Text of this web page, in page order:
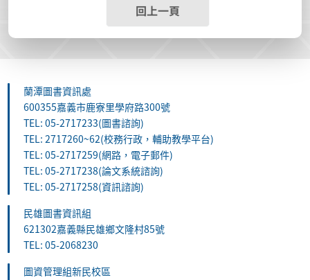
回上一頁
蘭潭圖書資訊處
600355嘉義市鹿寮里學府路300號
TEL: 05-2717233(圖書諮詢)
TEL: 2717260~62(校務行政，輔助教學平台)
TEL: 05-2717259(網路，電子郵件)
TEL: 05-2717238(論文系統諮詢)
TEL: 05-2717258(資訊諮詢)
民雄圖書資訊組
621302嘉義縣民雄鄉文隆村85號
TEL: 05-2068230
圖資管理組新民校區